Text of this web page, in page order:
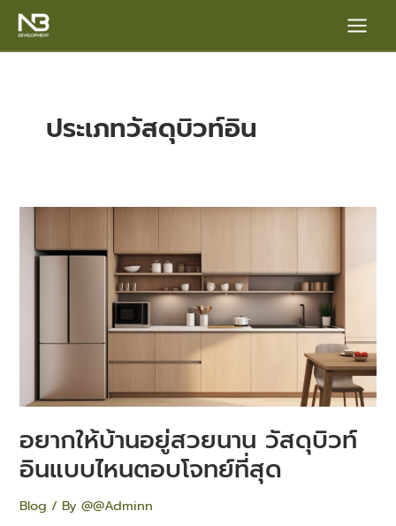
Main
Menu
ประเภทวัสดุบิวท์อิน
อยากให้บ้านอยู่สวยนาน วัสดุบิวท์
อินแบบไหนตอบโจทย์ที่สุด
Blog / By@@Adminn
อยาก
บ้าน
อิน
ไหน
ตอบ
โจทย์